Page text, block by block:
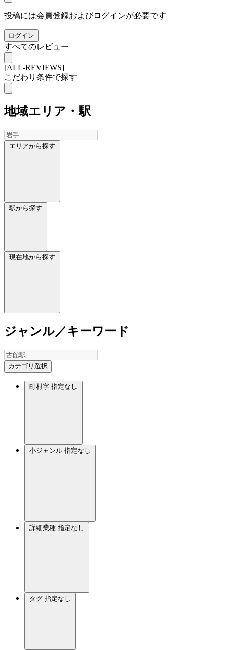
投稿には会員登録およびログインが必要です
ログイン
すべてのレビュー
[ALL-REVIEWS]
こだわり条件で探す
地域エリア・駅
エリアから探す
駅から探す
現在地から探す
ジャンル／キーワード
カテゴリ選択
町村字 指定なし
小ジャンル 指定なし
詳細業種 指定なし
タグ 指定なし